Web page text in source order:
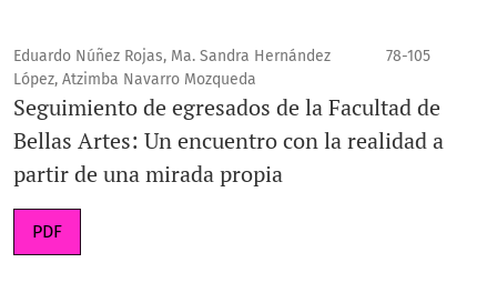
Eduardo Núñez Rojas, Ma. Sandra Hernández
López, Atzimba Navarro Mozqueda
78-105
Seguimiento de egresados de la Facultad de
Bellas Artes: Un encuentro con la realidad a
partir de una mirada propia
PDF